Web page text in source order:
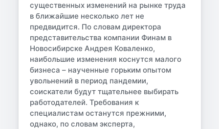
существенных изменений на рынке труда
в ближайшие несколько лет не
предвидится. По словам директора
представительства компании Финам в
Новосибирске Андрея Коваленко,
наибольшие изменения коснутся малого
бизнеса – наученные горьким опытом
увольнений в период пандемии,
соискатели будут тщательнее выбирать
работодателей. Требования к
специалистам останутся прежними,
однако, по словам эксперта,